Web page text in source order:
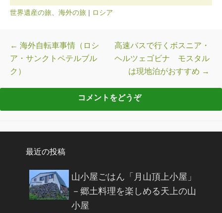
世界遺産の旅 海外の旅 | ロシア
投稿ナビゲーション
← 海外自転車事情（ロシ
ア・サンクトペテルブル
ク）
高速バスで行くボスニア・
ヘルツェゴビナ モスタル
は現地泊がおすすめ →
最近の投稿
山小屋ごはん「月山頂上小屋」
－郷土料理を楽しめる天上の山
小屋